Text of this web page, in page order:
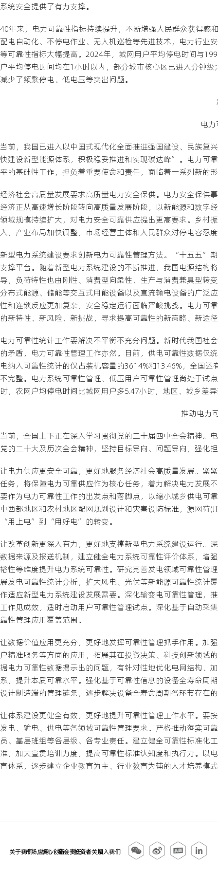
系统安全提供了有力支撑。
40年来，电力可靠性指标持续提升，不断增强人民群众获得
配电自动化、不停电作业、无人机巡检等先进技术，电力行
等可靠性指标大幅提高。2024年，城网用户平均停电时间与
户平均停电时间均在1小时以内，部分城市核心区已进入分钟
减少了频繁停电、低电压等突出问题。
电
当前，我国已进入以中国式现代化全面推进强国建设、民族
快建设新型能源体系，积极稳妥推进和实现碳达峰”。电力可
平的基础性工作，担负着重要使命和责任，面临着一系列新的
经济社会高质量发展要求高质量电力安全保供。电力安全保供
经济正从高速增长阶段转向高质量发展阶段，以新能源和数字
领域规模持续扩大，对电力安全可靠供应提出更高要求。乡村
入，产业布局加快调整，市场经营主体和人民群众对停电容忍
新型电力系统建设要求创新电力可靠性管理方法。“十五五”
支撑平台。随着新型电力系统建设的不断推进，我国电源结构
导，负荷特性也由刚性、消费型向柔性、生产与消费兼具型转
分布式能源、储能等交互式用能设备以及直流输电设备的广
性和连锁反应更加复杂，安全稳定运行面临严峻挑战。电力可
的新特性、新风险、新挑战，寻求提高可靠性的新策略、新途
电力可靠性统计工作要解决不平衡不充分问题。新时代我国社
的矛盾，电力可靠性管理工作亦然。目前，供电可靠性数据仅
电纳入可靠性统计的仅占装机容量的36.14%和13.46%，全国
不完整。电力系统可靠性管理、低压用户可靠性管理尚处于试
时，农网户均停电时间比城网用户多5.47小时，地区、城乡差
推动电力
当前，全国上下正在深入学习贯彻党的二十届四中全会精神。
党的二十大及历次全会精神，坚持目标导向、问题导向，强化
让电力供应更安全可靠，更好地服务经济社会高质量发展。
任务，将保障电力可靠供应作为核心任务，着力解决电力发展
要作为电力可靠性工作的出发点和落脚点，以缩小城乡供电可
中西部地区和农村地区配网规划设计和灾害设防标准，源网荷
“用上电”到“用好电”的转变。
让改革创新更深入有力，更好地支撑新型电力系统建设运行。
数据来源及报送机制，建立健全电力系统可靠性评价体系，增
裕性等维度提升电力系统可靠性。研究完善发电领域可靠性管
展发电可靠性统计分析，扩大风电、光伏等新能源可靠性统计
作适应新型电力系统建设发展需要。深化输变电可靠性管理，
工作见成效，适时启动用户可靠性管理试点。深化基于自动采
靠性管理应用覆盖范围。
让数据价值应用更充分，更好地发挥可靠性管理抓手作用。加
户精准服务等方面的应用，拓展其在投资决策、科技创新
据电力可靠性数据揭示出的问题，有针对性地优化电网结构、
系，提升本质可靠水平。强化基于可靠性信息的设备全寿命周
设计制造端的管理链条，逐步解决设备全寿命周期各环节存在
让体系建设更健全有效，更好地提升可靠性管理工作水平。要
发电、输电、供电等各领域可靠性管理要求。严格推动落实可
员、基层班组等各层级、各专业责任。建立健全可靠性标准化
准，加大宣贯培训力度，提高可靠性标准认知度和执行力。以
育体系，逐步建立企业教育为主、行业教育为辅的人才培养模
关于我们市场应用核心创新社会责任投资者关系加入我们